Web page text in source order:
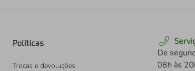
Políticas
Trocas e devoluções
De
08h às